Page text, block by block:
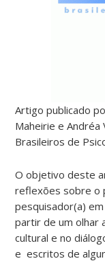
Artigo publicado
Maheirie e Andréa
Brasileiros de
O objetivo deste
reflexões sobre o
pesquisador(a) em
partir de um olhar
cultural e no
e escritos de